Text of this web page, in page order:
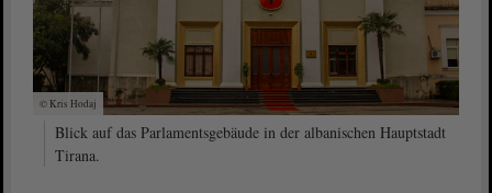
© Kris Hodaj
Blick auf das Parlamentsgebäude in der albanischen Hauptstadt
Tirana.